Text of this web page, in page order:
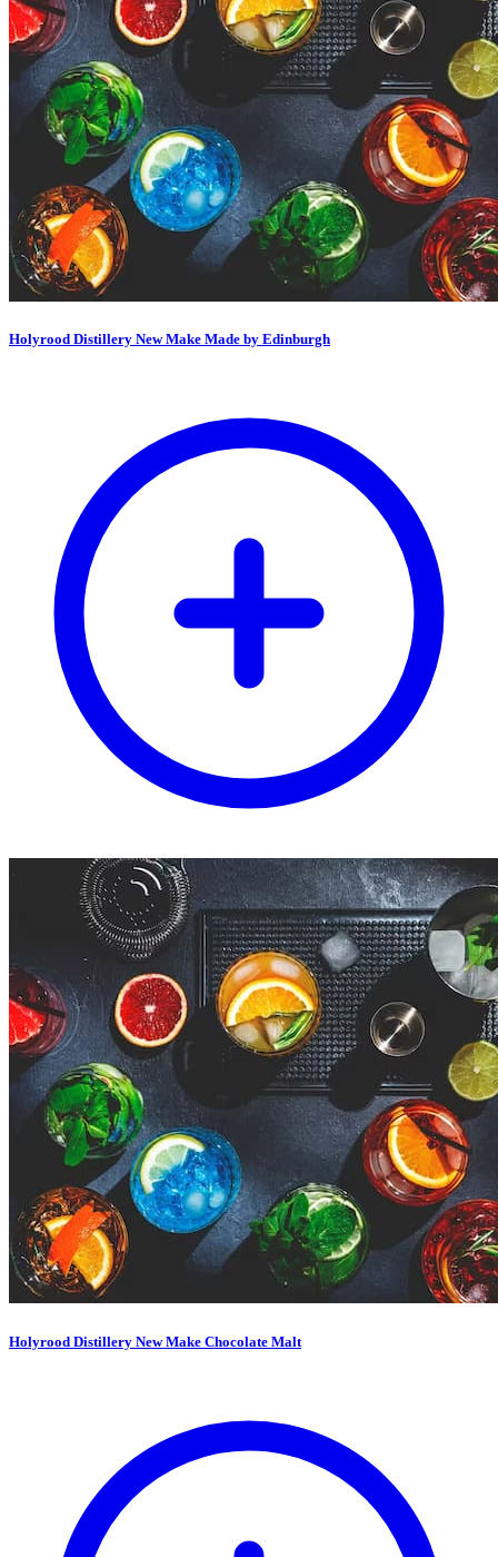
Holyrood Distillery New Make Made by Edinburgh
Holyrood Distillery New Make Chocolate Malt